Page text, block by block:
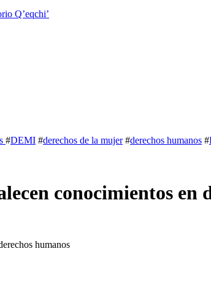
Q’eqchi’
#DEMI #derechos de la mujer#derechos humanos #
conocimientos en
humanos